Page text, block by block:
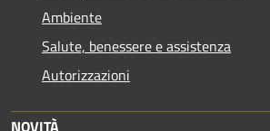
Ambiente
Salute, benessere e assistenza
Autorizzazioni
NOVITÀ